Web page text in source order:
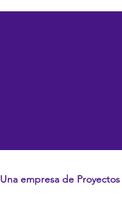
Una empresa de